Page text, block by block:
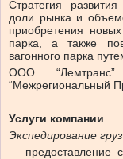
Стратегия
доли рынка и
приобретения
парка, а также
вагонного парка
ООО “Лемтранс”
“Межрегиональный
Услуги компании
Экспедирование
— предоставление